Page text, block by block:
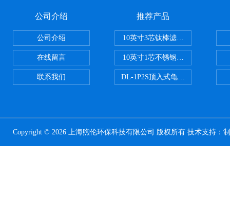
公司介绍
公司介绍
在线留言
联系我们
推荐产品
10英寸3芯钛棒滤芯过滤器
10英寸1芯不锈钢钛棒过滤器
DL-1P2S顶入式龟背过滤器
Copyright © 2026 上海煦伦环保科技有限公司 版权所有 技术支持：